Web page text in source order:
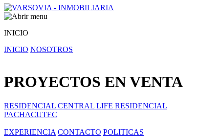
INICIO
INICIO NOSOTROS
PROYECTOS EN VENTA
RESIDENCIAL CENTRAL LIFE RESIDENCIAL
PACHACUTEC
EXPERIENCIA CONTACTO POLITICAS